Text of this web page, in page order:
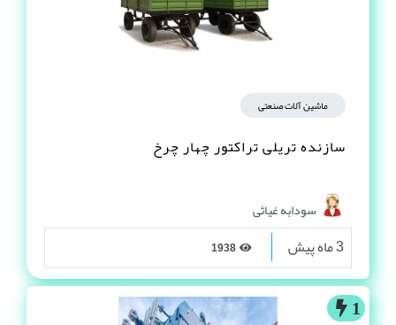
ماشین آلات صنعتی
سازنده تریلی تراکتور چهار چرخ
سودابه غیاثی
3 ماه پیش
1